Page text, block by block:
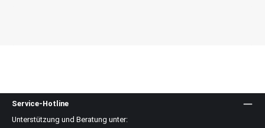
Service-Hotline
Unterstützung und Beratung unter: